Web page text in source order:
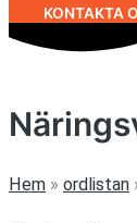
KONTAKTA
Hem » ordlistan